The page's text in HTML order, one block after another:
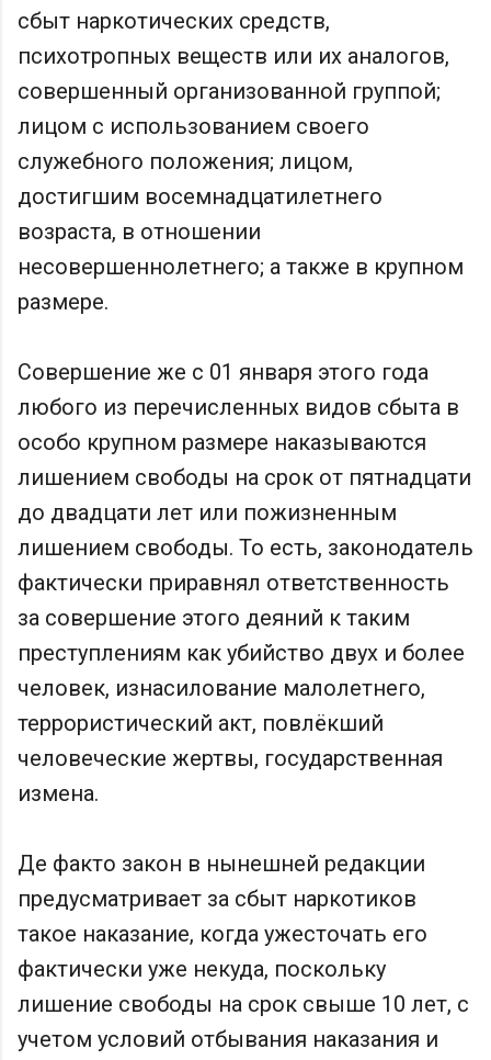
сбыт наркотических средств,
психотропных веществ или их аналогов,
совершенный организованной группой;
лицом с использованием своего
служебного положения; лицом,
достигшим восемнадцатилетнего
возраста, в отношении
несовершеннолетнего; а также в крупном
размере.
Совершение же с 01 января этого года
любого из перечисленных видов сбыта в
особо крупном размере наказываются
лишением свободы на срок от пятнадцати
до двадцати лет или пожизненным
лишением свободы. То есть, законодатель
фактически приравнял ответственность
за совершение этого деяний к таким
преступлениям как убийство двух и более
человек, изнасилование малолетнего,
террористический акт, повлёкший
человеческие жертвы, государственная
измена.
Де факто закон в нынешней редакции
предусматривает за сбыт наркотиков
такое наказание, когда ужесточать его
фактически уже некуда, поскольку
лишение свободы на срок свыше 10 лет, с
учетом условий отбывания наказания и